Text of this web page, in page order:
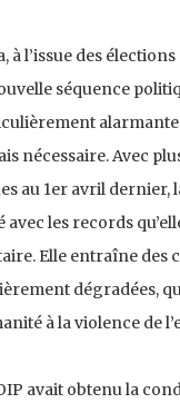
à l’issue des
séquence
alarmante
nécessaire. Avec
au 1er avril dernier,
les records
Elle entraîne des
dégradées,
à la violence de
avait obtenu la